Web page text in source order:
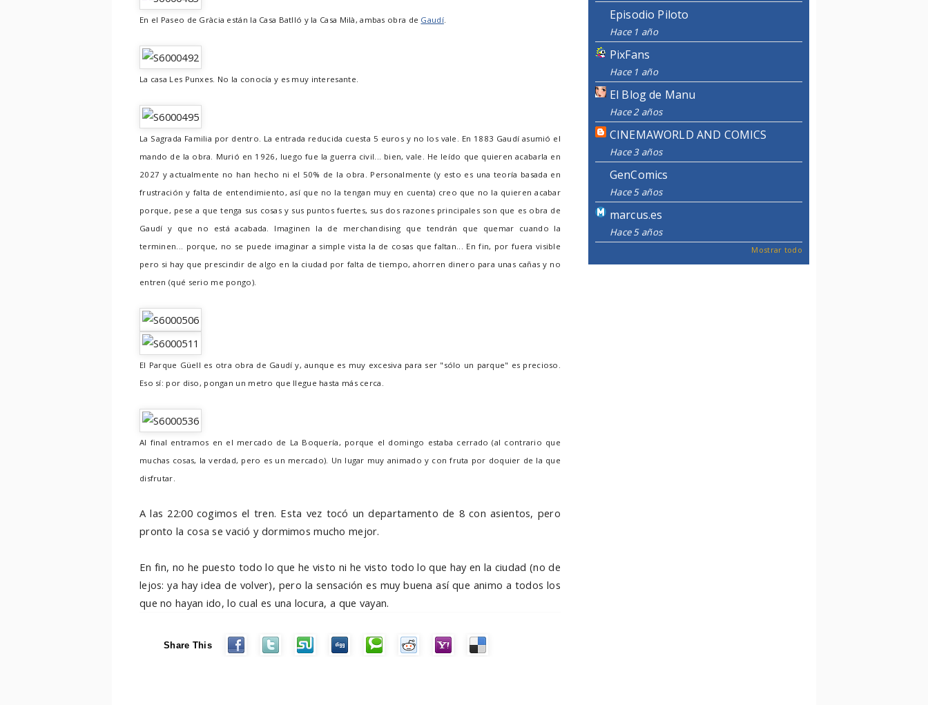
En el Paseo de Gràcia están la Casa Batlló y la Casa Milà, ambas obra de Gaudí.
La casa Les Punxes. No la conocía y es muy interesante.
La Sagrada Familia por dentro. La entrada reducida cuesta 5 euros y no los vale. En 1883 Gaudí asumió el
mando de la obra. Murió en 1926, luego fue la guerra civil... bien, vale. He leído que quieren acabarla en
2027 y actualmente no han hecho ni el 50% de la obra. Personalmente (y esto es una teoría basada en
frustración y falta de entendimiento, así que no la tengan muy en cuenta) creo que no la quieren acabar
porque, pese a que tenga sus cosas y sus puntos fuertes, sus dos razones principales son que es obra de
Gaudí y que no está acabada. Imaginen la de merchandising que tendrán que quemar cuando la
terminen... porque, no se puede imaginar a simple vista la de cosas que faltan... En fin, por fuera visible
pero si hay que prescindir de algo en la ciudad por falta de tiempo, ahorren dinero para unas cañas y no
entren (qué serio me pongo).
El Parque Güell es otra obra de Gaudí y, aunque es muy excesiva para ser "sólo un parque" es precioso.
Eso sí: por diso, pongan un metro que llegue hasta más cerca.
Al final entramos en el mercado de La Boquería, porque el domingo estaba cerrado (al contrario que
muchas cosas, la verdad, pero es un mercado). Un lugar muy animado y con fruta por doquier de la que
disfrutar.
A las 22:00 cogimos el tren. Esta vez tocó un departamento de 8 con asientos, pero
pronto la cosa se vació y dormimos mucho mejor.
En fin, no he puesto todo lo que he visto ni he visto todo lo que hay en la ciudad (no de
lejos: ya hay idea de volver), pero la sensación es muy buena así que animo a todos los
que no hayan ido, lo cual es una locura, a que vayan.
Share This
Episodio Piloto
Hace 1 año
PixFans
Hace 1 año
El Blog de Manu
Hace 2 años
CINEMAWORLD AND COMICS
Hace 3 años
GenComics
Hace 5 años
marcus.es
Hace 5 años
Mostrar todo